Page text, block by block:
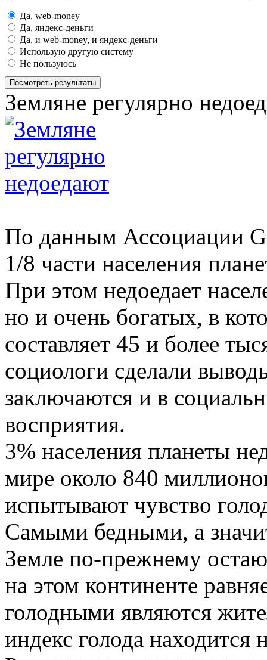
Да, web-money
Да, яндекс-деньги
Да, и web-money, и яндекс-деньги
Использую другую систему
Не пользуюсь
Посмотреть результаты
Земляне регулярно
По данным Ассоциации
1/8 части населения
При этом недоедает
но и очень богатых, в
составляет 45 и более
социологи сделали
заключаются и в
восприятия.
3% населения планеты
мире около 840
испытывают чувство
Самыми бедными, а
Земле по-прежнему
на этом континенте
голодными являются
индекс голода находится